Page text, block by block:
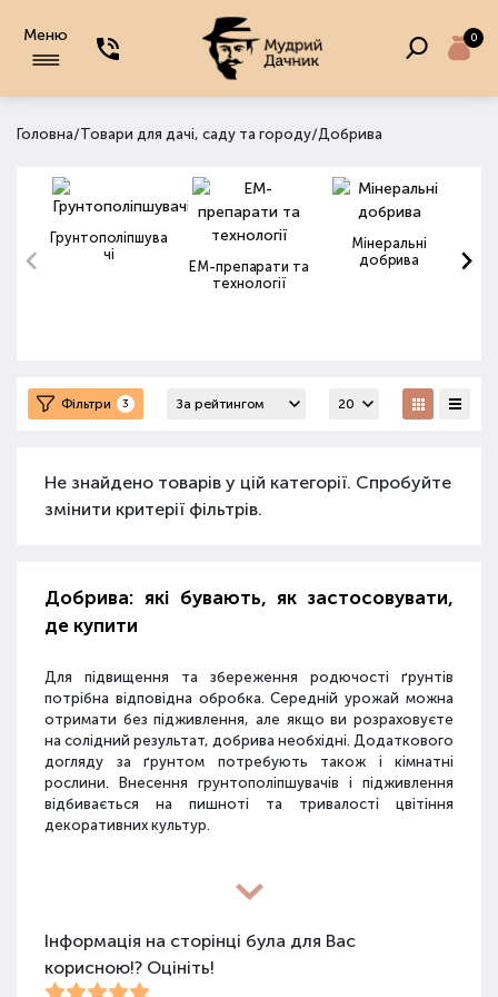
Меню 0
Головна/Товари для дачі, саду та городу/Добрива
Грунтополіпшува
чі
ЕМ-препарати та
технології
Мінеральні
добрива
Фільтри 3
Не знайдено товарів у цій категорії. Спробуйте
змінити критерії фільтрів.
Добрива: які бувають, як застосовувати,
де купити
Для підвищення та збереження родючості ґрунтів
потрібна відповідна обробка. Середній урожай можна
отримати без підживлення, але якщо ви розраховуєте
на солідний результат, добрива необхідні. Додаткового
догляду за ґрунтом потребують також і кімнатні
рослини. Внесення грунтополіпшувачів і підживлення
відбивається на пишноті та тривалості цвітіння
декоративних культур.
Різновиди засобів для покращення
Для покращення поживних якостей ґрунту
використовуються різні види засобів: мінеральні
Інформація на сторінці була для Вас
корисною!? Оцініть!